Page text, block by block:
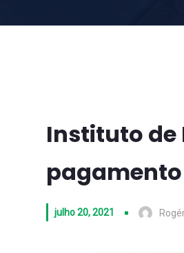
Instituto de
julho 20, 2021